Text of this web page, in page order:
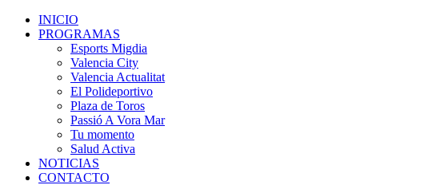
INICIO
PROGRAMAS
Esports Migdia
Valencia City
Valencia Actualitat
El Polideportivo
Plaza de Toros
Passió A Vora Mar
Tu momento
Salud Activa
NOTICIAS
CONTACTO